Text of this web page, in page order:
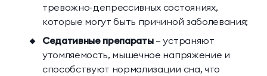
тревожно-депрессивных состояниях,
которые могут быть причиной заболевания;
Седативные препараты— устраняют
утомляемость, мышечное напряжение и
способствуют нормализации сна, что